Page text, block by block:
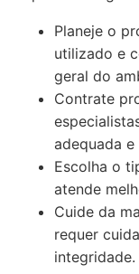
Planeje o
utilizado e
geral do
Contrate
adequada e
Escolha o
atende
Cuide da
requer
integridade.